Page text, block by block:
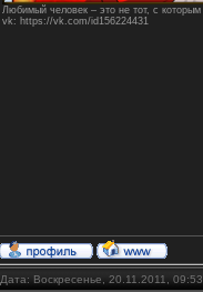
Любимый человек – это не тот, с
vk: https://vk.com/id156224431
Дата: Воскресенье, 20.11.2011,